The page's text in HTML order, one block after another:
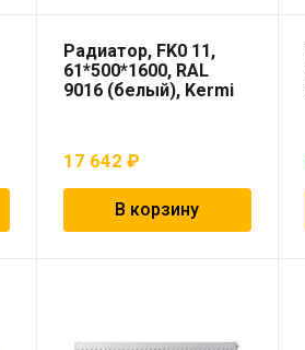
Радиатор, FK0 11,
61*500*1600, RAL
9016 (белый), Kermi
17 642 ₽
В корзину